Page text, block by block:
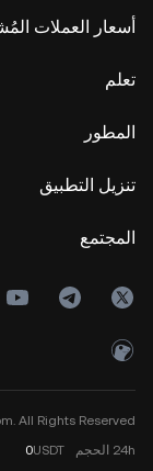
أسعار العملات
تعلم
المطور
تنزيل التطبيق
المجتمع
All Rights Reserved.
24h الحجم 0USDT